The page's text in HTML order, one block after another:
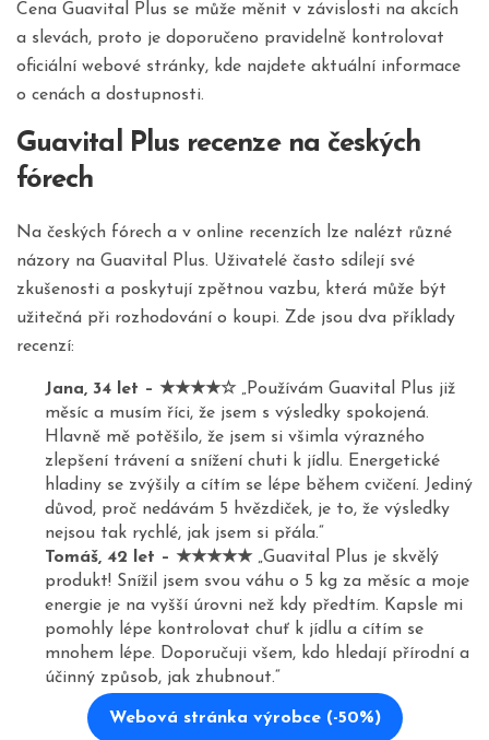
Cena Guavital Plus se může měnit v závislosti na akcích
a slevách, proto je doporučeno pravidelně kontrolovat
oficiální webové stránky, kde najdete aktuální informace
o cenách a dostupnosti.
Guavital Plus recenze na českých
fórech
Na českých fórech a v online recenzích lze nalézt různé
názory na Guavital Plus. Uživatelé často sdílejí své
zkušenosti a poskytují zpětnou vazbu, která může být
užitečná při rozhodování o koupi. Zde jsou dva příklady
recenzí:
Jana, 34 let – ★★★★☆„Používám Guavital Plus již
měsíc a musím říci, že jsem s výsledky spokojená.
Hlavně mě potěšilo, že jsem si všimla výrazného
zlepšení trávení a snížení chuti k jídlu. Energetické
hladiny se zvýšily a cítím se lépe během cvičení. Jediný
důvod, proč nedávám 5 hvězdiček, je to, že výsledky
nejsou tak rychlé, jak jsem si přála.“
Tomáš, 42 let – ★★★★★„Guavital Plus je skvělý
produkt! Snížil jsem svou váhu o 5 kg za měsíc a moje
energie je na vyšší úrovni než kdy předtím. Kapsle mi
pomohly lépe kontrolovat chuť k jídlu a cítím se
mnohem lépe. Doporučuji všem, kdo hledají přírodní a
účinný způsob, jak zhubnout.“
Webová stránka výrobce (-50%)